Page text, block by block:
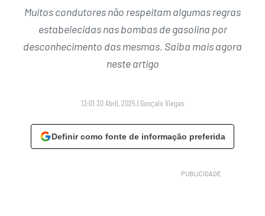
Muitos condutores não respeitam algumas regras
estabelecidas nas bombas de gasolina por
desconhecimento das mesmas. Saiba mais agora
neste artigo
13:01 30 Abril, 2025 | Gonçalo Viegas
Definir como fonte de informação preferida